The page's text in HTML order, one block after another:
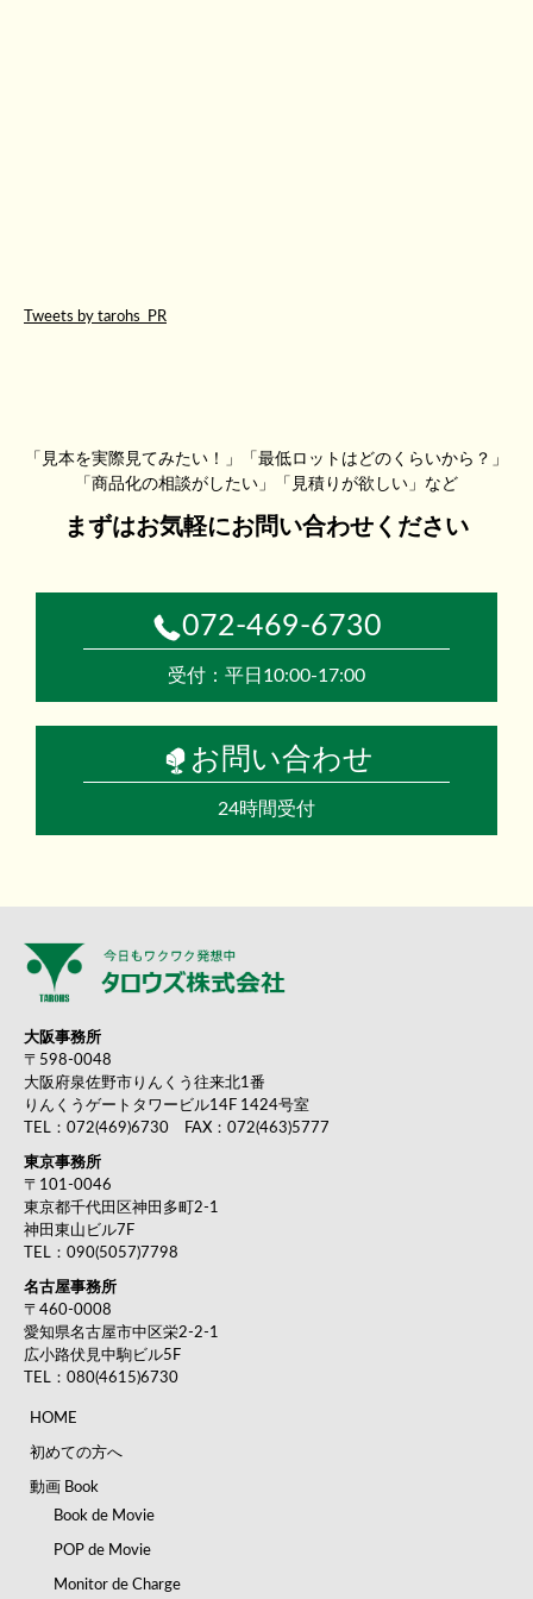
Tweets by tarohs_PR
「見本を実際見てみたい！」「最低ロットはどのくらいから？」
「商品化の相談がしたい」「見積りが欲しい」など
まずはお気軽にお問い合わせください
072-469-6730
受付：平日10:00-17:00
お問い合わせ
24時間受付
大阪事務所
〒598-0048
大阪府泉佐野市りんくう往来北1番
りんくうゲートタワービル14F 1424号室
TEL：072(469)6730 FAX：072(463)5777
東京事務所
〒101-0046
東京都千代田区神田多町2-1
神田東山ビル7F
TEL：090(5057)7798
名古屋事務所
〒460-0008
愛知県名古屋市中区栄2-2-1
広小路伏見中駒ビル5F
TEL：080(4615)6730
HOME
初めての方へ
動画 Book
Book de Movie
POP de Movie
Monitor de Charge